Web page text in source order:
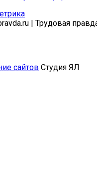
| Трудовая
сайтов Студия ЯЛ